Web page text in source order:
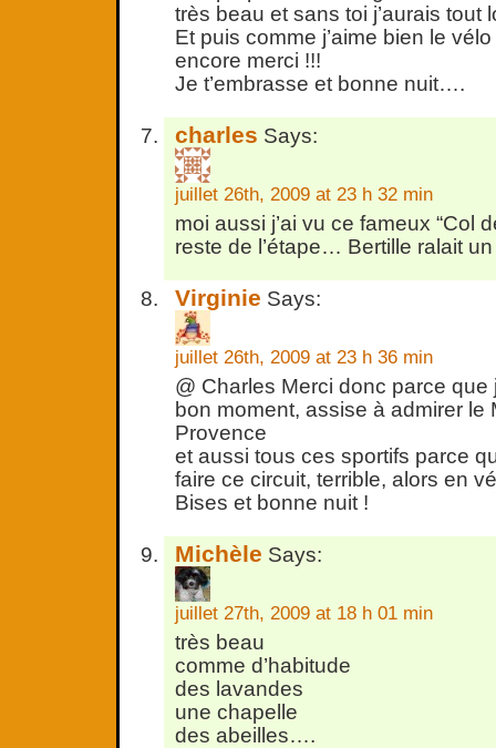
très beau et sans toi j’aurais tout
Et puis comme j’aime bien le
encore merci !!!
Je t’embrasse et bonne nuit….
charles Says:
juillet 26th, 2009 at 23 h 32 min
moi aussi j’ai vu ce fameux “Col
reste de l’étape… Bertille ralait
Virginie Says:
juillet 26th, 2009 at 23 h 36 min
@ Charles Merci donc parce que
bon moment, assise à admirer le
Provence
et aussi tous ces sportifs parce
faire ce circuit, terrible, alors en
Bises et bonne nuit !
Michèle Says:
juillet 27th, 2009 at 18 h 01 min
très beau
comme d’habitude
des lavandes
une chapelle
des abeilles….